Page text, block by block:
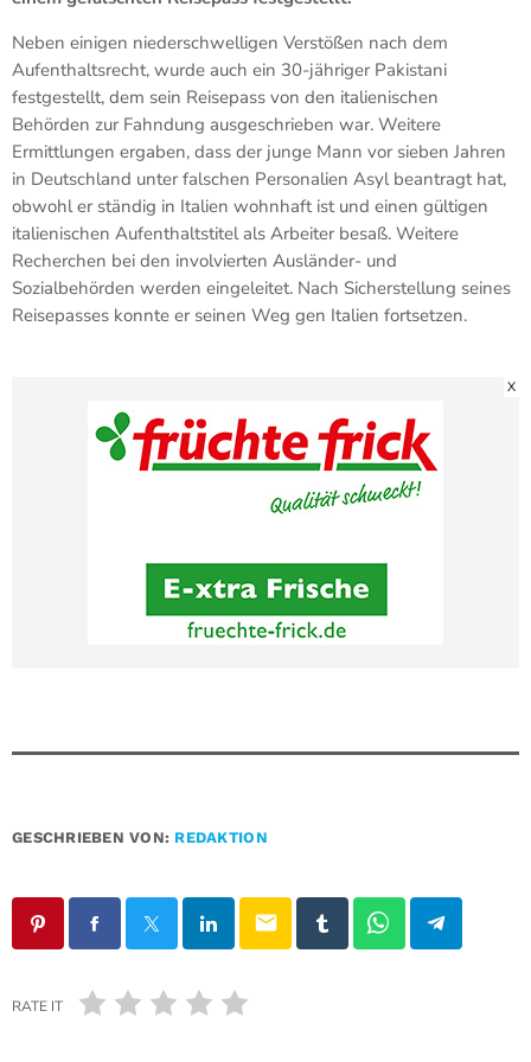
Neben einigen niederschwelligen Verstößen nach dem
Aufenthaltsrecht, wurde auch ein 30-jähriger Pakistani
festgestellt, dem sein Reisepass von den italienischen
Behörden zur Fahndung ausgeschrieben war. Weitere
Ermittlungen ergaben, dass der junge Mann vor sieben Jahren
in Deutschland unter falschen Personalien Asyl beantragt hat,
obwohl er ständig in Italien wohnhaft ist und einen gültigen
italienischen Aufenthaltstitel als Arbeiter besaß. Weitere
Recherchen bei den involvierten Ausländer- und
Sozialbehörden werden eingeleitet. Nach Sicherstellung seines
Reisepasses konnte er seinen Weg gen Italien fortsetzen.
X
GESCHRIEBEN VON: REDAKTION
email
RATE IT